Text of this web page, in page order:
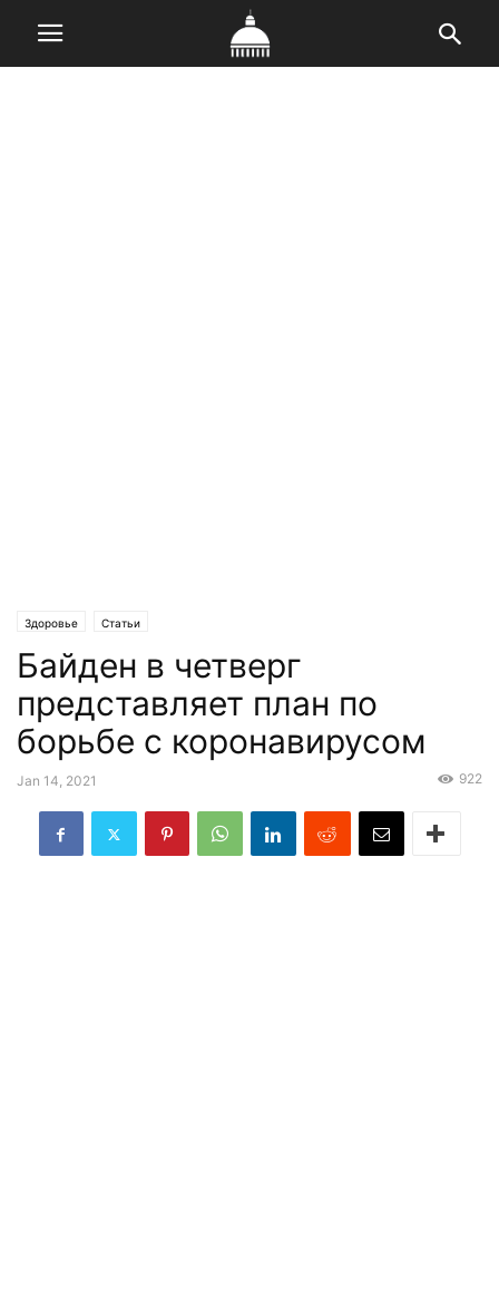
Здоровье Статьи
Байден в четверг
представляет план по
борьбе с коронавирусом
Jan 14, 2021 922